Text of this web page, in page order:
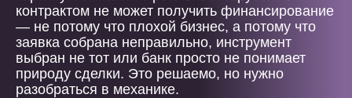
контрактом не может получить финансирование
— не потому что плохой бизнес, а потому что
заявка собрана неправильно, инструмент
выбран не тот или банк просто не понимает
природу сделки. Это решаемо, но нужно
разобраться в механике.